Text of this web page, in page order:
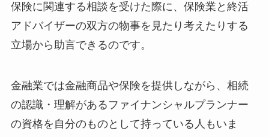
保険に関連する相談を受けた際に、保険業と終活
アドバイザーの双方の物事を見たり考えたりする
立場から助言できるのです。
金融業では金融商品や保険を提供しながら、相続
の認識・理解があるファイナンシャルプランナー
の資格を自分のものとして持っている人もいま